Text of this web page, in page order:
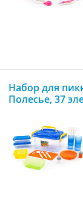
Набор для
Полесье, 37